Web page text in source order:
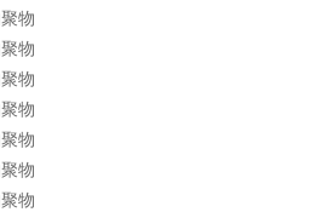
物
物
物
物
物
物
物